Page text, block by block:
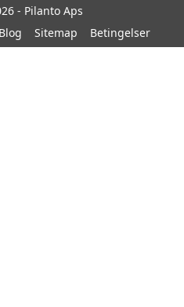
- Pilanto Aps
Blog Sitemap Betingelser